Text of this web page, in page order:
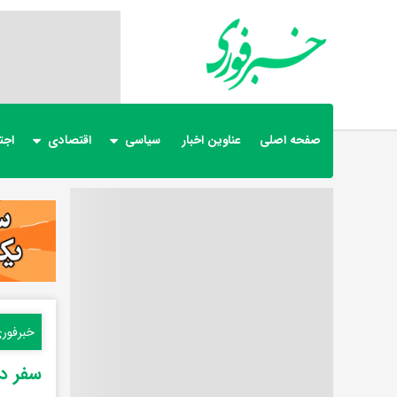
صفحه اصلی عناوین اخبار سیاسی اقتصادی
سفر